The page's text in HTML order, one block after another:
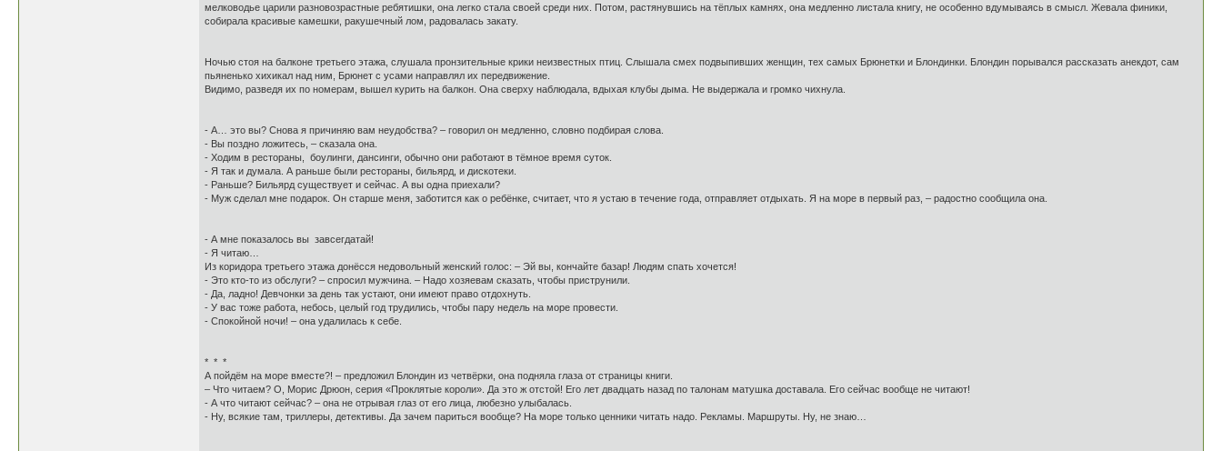
мелководье царили разновозрастные ребятишки, она легко стала своей среди них. Потом, растянувшись на тёплых камнях, она медленно листала книгу, не особенно вдумываясь в смысл. Жевала финики,
собирала красивые камешки, ракушечный лом, радовалась закату.
Ночью стоя на балконе третьего этажа, слушала пронзительные крики неизвестных птиц. Слышала смех подвыпивших женщин, тех самых Брюнетки и Блондинки. Блондин порывался рассказать анекдот, сам
пьяненько хихикал над ним, Брюнет с усами направлял их передвижение.
Видимо, разведя их по номерам, вышел курить на балкон. Она сверху наблюдала, вдыхая клубы дыма. Не выдержала и громко чихнула.
- А… это вы? Снова я причиняю вам неудобства? – говорил он медленно, словно подбирая слова.
- Вы поздно ложитесь, – сказала она.
- Ходим в рестораны, боулинги, дансинги, обычно они работают в тёмное время суток.
- Я так и думала. А раньше были рестораны, бильярд, и дискотеки.
- Раньше? Бильярд существует и сейчас. А вы одна приехали?
- Муж сделал мне подарок. Он старше меня, заботится как о ребёнке, считает, что я устаю в течение года, отправляет отдыхать. Я на море в первый раз, – радостно сообщила она.
- А мне показалось вы завсегдатай!
- Я читаю…
Из коридора третьего этажа донёсся недовольный женский голос: – Эй вы, кончайте базар! Людям спать хочется!
- Это кто-то из обслуги? – спросил мужчина. – Надо хозяевам сказать, чтобы приструнили.
- Да, ладно! Девчонки за день так устают, они имеют право отдохнуть.
- У вас тоже работа, небось, целый год трудились, чтобы пару недель на море провести.
- Спокойной ночи! – она удалилась к себе.
* * *
А пойдём на море вместе?! – предложил Блондин из четвёрки, она подняла глаза от страницы книги.
– Что читаем? О, Морис Дрюон, серия «Проклятые короли». Да это ж отстой! Его лет двадцать назад по талонам матушка доставала. Его сейчас вообще не читают!
- А что читают сейчас? – она не отрывая глаз от его лица, любезно улыбалась.
- Ну, всякие там, триллеры, детективы. Да зачем париться вообще? На море только ценники читать надо. Рекламы. Маршруты. Ну, не знаю…